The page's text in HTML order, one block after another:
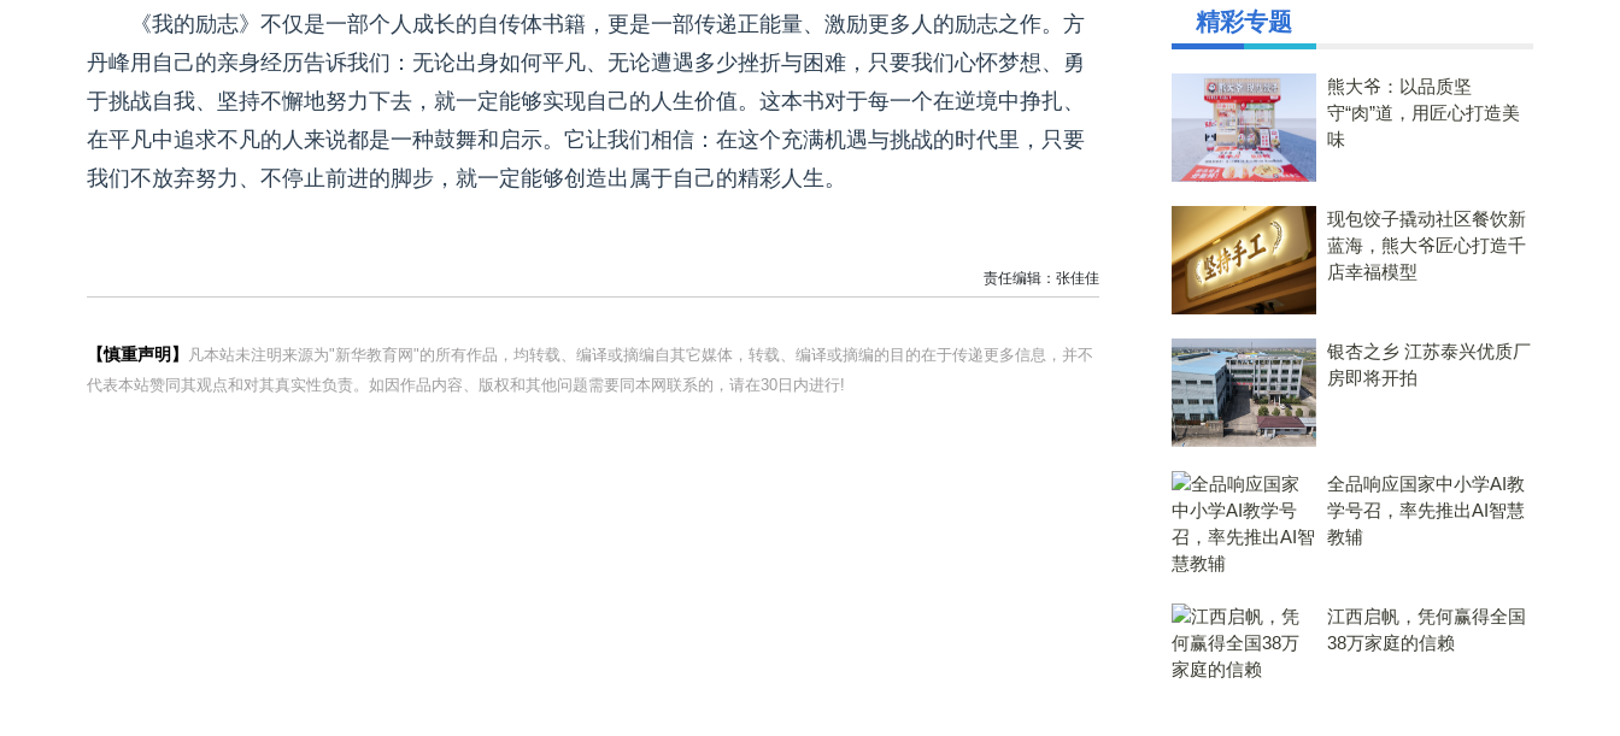
《我的励志》不仅是一部个人成长的自传体书籍，更是一部传递正能量、激励更多人的励志之作。方
丹峰用自己的亲身经历告诉我们：无论出身如何平凡、无论遭遇多少挫折与困难，只要我们心怀梦想、勇
于挑战自我、坚持不懈地努力下去，就一定能够实现自己的人生价值。这本书对于每一个在逆境中挣扎、
在平凡中追求不凡的人来说都是一种鼓舞和启示。它让我们相信：在这个充满机遇与挑战的时代里，只要
我们不放弃努力、不停止前进的脚步，就一定能够创造出属于自己的精彩人生。
责任编辑：张佳佳
【慎重声明】
凡本站未注明来源为"新华教育网"的所有作品，均转载、编译或摘编自其它媒体，转载、编译或摘编的目的在于传递更多信息，并不
代表本站赞同其观点和对其真实性负责。如因作品内容、版权和其他问题需要同本网联系的，请在30日内进行!
精彩专题
熊大爷：以品质坚
守“肉”道，用匠心打造美
味
现包饺子撬动社区餐饮新
蓝海，熊大爷匠心打造千
店幸福模型
银杏之乡 江苏泰兴优质厂
房即将开拍
全品响应国家中小学AI教
学号召，率先推出AI智慧
教辅
江西启帆，凭何赢得全国
38万家庭的信赖